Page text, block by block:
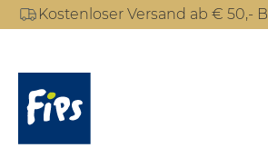
Hauptinhalt springen
Zur Suche springen
Zur Hauptnavigation springen
Kostenloser Versand ab € 50,-